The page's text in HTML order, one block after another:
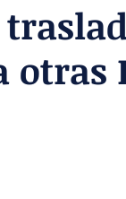
otras